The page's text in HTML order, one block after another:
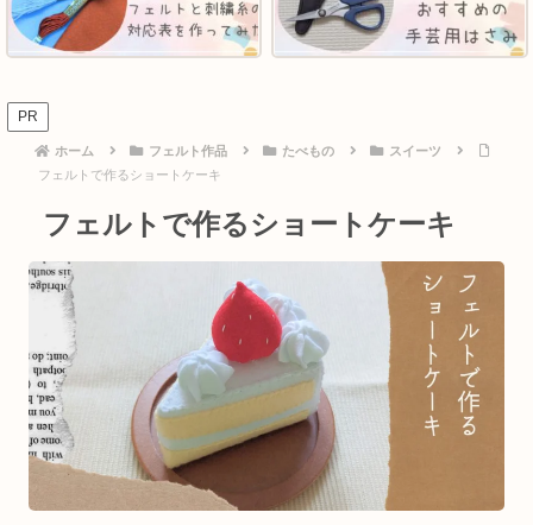
PR
ホーム フェルト作品 たべもの
スイーツ
フェルトで作るショートケーキ
フェルトで作るショートケーキ